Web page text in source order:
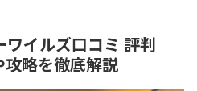
イルズ口コミ 評判
略を徹底解説